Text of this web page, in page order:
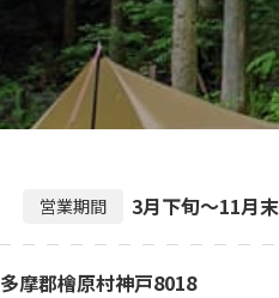
営業期間 3月下旬～11月末
摩郡檜原村神戸8018